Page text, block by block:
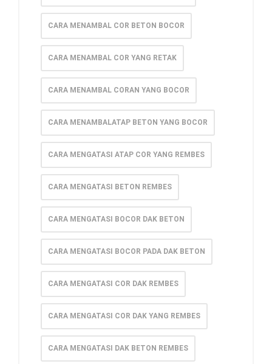
CARA MENAMBAL COR BETON BOCOR
CARA MENAMBAL COR YANG RETAK
CARA MENAMBAL CORAN YANG BOCOR
CARA MENAMBALATAP BETON YANG BOCOR
CARA MENGATASI ATAP COR YANG REMBES
CARA MENGATASI BETON REMBES
CARA MENGATASI BOCOR DAK BETON
CARA MENGATASI BOCOR PADA DAK BETON
CARA MENGATASI COR DAK REMBES
CARA MENGATASI COR DAK YANG REMBES
CARA MENGATASI DAK BETON REMBES